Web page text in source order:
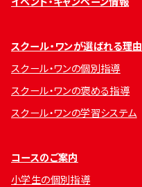
スクール・ワンが選ばれる理由
スクール・ワンの個別指導
スクール・ワンの褒める指導
スクール・ワンの学習システム
コースのご案内
小学生の個別指導